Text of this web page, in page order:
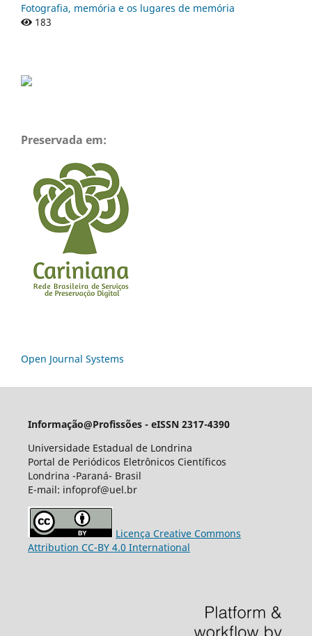
Fotografia, memória e os lugares de memória
183
Preservada em:
Open Journal Systems
Informação@Profissões - eISSN 2317-4390
Universidade Estadual de Londrina
Portal de Periódicos Eletrônicos Científicos
Londrina -Paraná- Brasil
E-mail: infoprof@uel.br
Licença Creative Commons
Attribution CC-BY 4.0 International